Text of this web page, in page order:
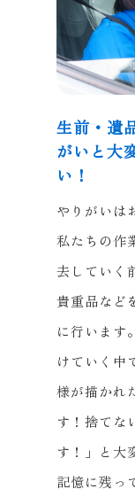
生前・遺
がいと大
い！
やりがいは
私たちの作
去していく
貴重品など
に行います
けていく中
様が描かれ
す！捨てな
す！」と大
記憶に残っ